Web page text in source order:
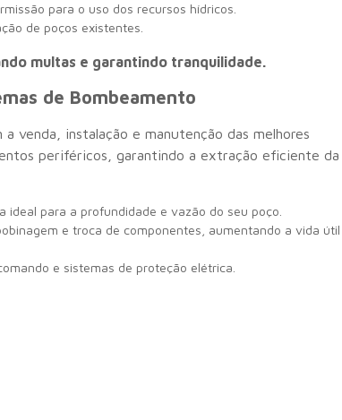
para o uso dos recursos hídricos.
de poços existentes.
multas e garantindo tranquilidade.
de Bombeamento
venda, instalação e manutenção das melhores
periféricos, garantindo a extração eficiente da
ideal para a profundidade e vazão do seu poço.
e troca de componentes, aumentando a vida útil
e sistemas de proteção elétrica.